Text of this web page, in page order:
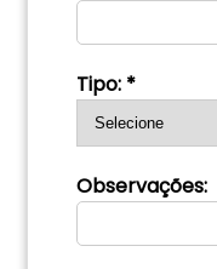
Tipo: *
Observações: